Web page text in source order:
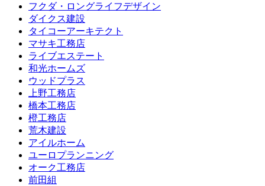
フクダ・ロングライフデザイン
ダイクス建設
タイコーアーキテクト
マサキ工務店
ライブエステート
和光ホームズ
ウッドプラス
上野工務店
橋本工務店
橙工務店
荒木建設
アイルホーム
ユーロプランニング
オーク工務店
前田組